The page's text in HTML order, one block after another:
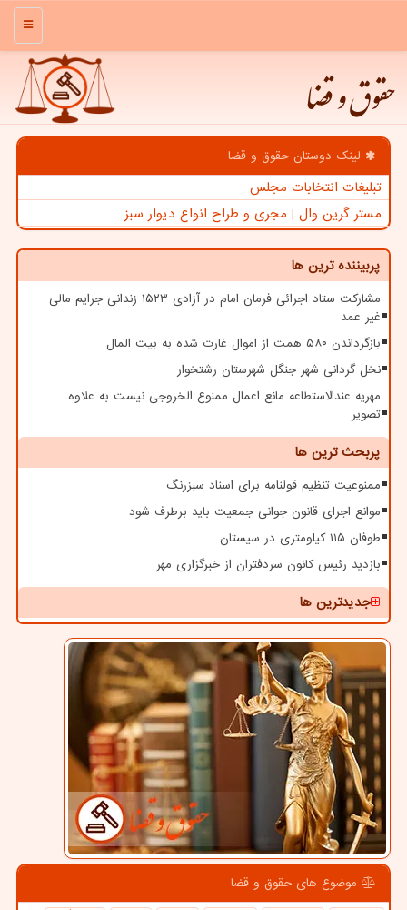
منو
حقوق و قضا
لینک دوستان حقوق و قضا
تبلیغات انتخابات مجلس
مستر گرین وال | مجری و طراح انواع دیوار سبز
پربیننده ترین ها
مشارکت ستاد اجرائی فرمان امام در آزادی ۱۵۲۳ زندانی جرایم مالی
غیر عمد
بازگرداندن ۵۸۰ همت از اموال غارت شده به بیت المال
نخل گردانی شهر جنگل شهرستان رشتخوار
مهریه عندالاستطاعه مانع اعمال ممنوع الخروجی نیست به علاوه
تصویر
پربحث ترین ها
ممنوعیت تنظیم قولنامه برای اسناد سبزرنگ
موانع اجرای قانون جوانی جمعیت باید برطرف شود
طوفان ۱۱۵ کیلومتری در سیستان
بازدید رئیس کانون سردفتران از خبرگزاری مهر
جدیدترین ها
موضوع های حقوق و قضا